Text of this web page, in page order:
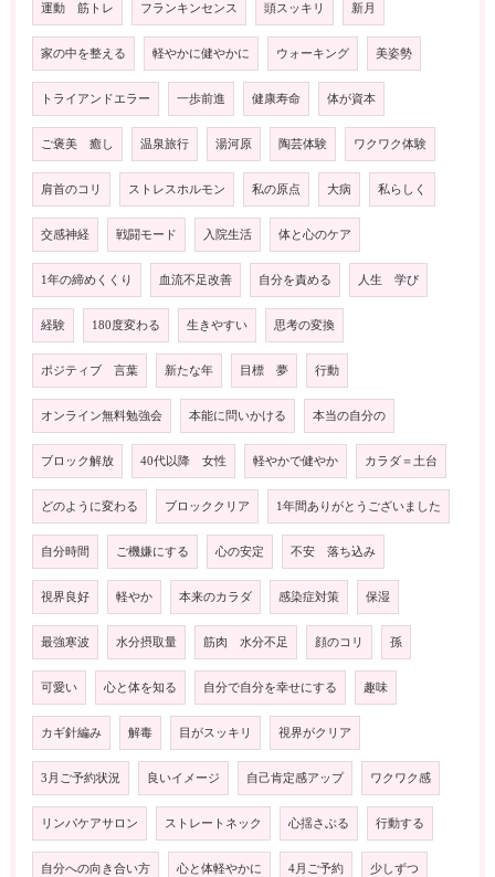
運動 筋トレ フランキンセンス 頭スッキリ 新月
家の中を整える 軽やかに健やかに ウォーキング 美姿勢
トライアンドエラー 一歩前進 健康寿命 体が資本
ご褒美 癒し 温泉旅行 湯河原 陶芸体験 ワクワク体験
肩首のコリ ストレスホルモン 私の原点 大病 私らしく
交感神経 戦闘モード 入院生活 体と心のケア
1年の締めくくり 血流不足改善 自分を責める 人生 学び
経験 180度変わる 生きやすい 思考の変換
ポジティブ 言葉 新たな年 目標 夢 行動
オンライン無料勉強会 本能に問いかける 本当の自分の
ブロック解放 40代以降 女性 軽やかで健やか カラダ＝土台
どのように変わる ブロッククリア 1年間ありがとうございました
自分時間 ご機嫌にする 心の安定 不安 落ち込み
視界良好 軽やか 本来のカラダ 感染症対策 保湿
最強寒波 水分摂取量 筋肉 水分不足 顔のコリ 孫
可愛い 心と体を知る 自分で自分を幸せにする 趣味
カギ針編み 解毒 目がスッキリ 視界がクリア
3月ご予約状況 良いイメージ 自己肯定感アップ ワクワク感
リンパケアサロン ストレートネック 心揺さぶる 行動する
自分への向き合い方 心と体軽やかに 4月ご予約 少しずつ